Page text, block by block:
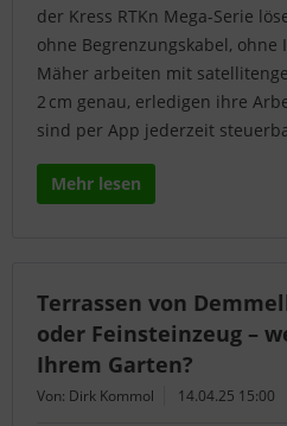
der Kress RTKn Mega-Serie
ohne Begrenzungskabel, ohne
Mäher arbeiten mit
2 cm genau, erledigen ihre
sind per App jederzeit
Mehr lesen
Terrassen von
oder Feinsteinzeug –
Ihrem Garten?
Von: Dirk Kommol 14.04.25 15:00